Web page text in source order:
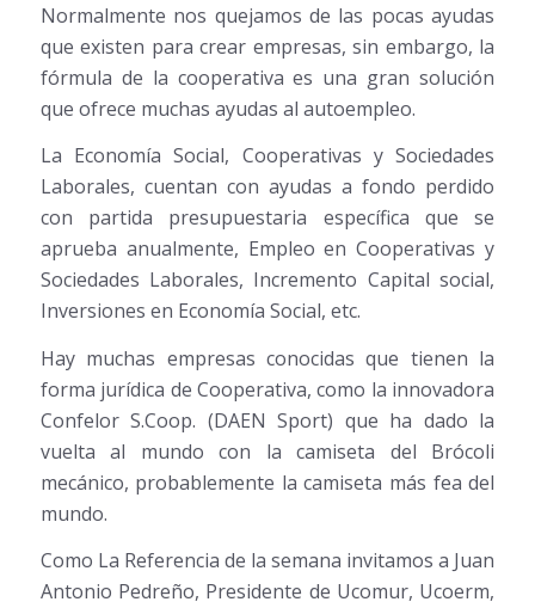
Normalmente nos quejamos de las pocas ayudas
que existen para crear empresas, sin embargo, la
fórmula de la cooperativa es una gran solución
que ofrece muchas ayudas al autoempleo.
La Economía Social, Cooperativas y Sociedades
Laborales, cuentan con ayudas a fondo perdido
con partida presupuestaria específica que se
aprueba anualmente, Empleo en Cooperativas y
Sociedades Laborales, Incremento Capital social,
Inversiones en Economía Social, etc.
Hay muchas empresas conocidas que tienen la
forma jurídica de Cooperativa, como la innovadora
Confelor S.Coop. (DAEN Sport) que ha dado la
vuelta al mundo con la camiseta del Brócoli
mecánico, probablemente la camiseta más fea del
mundo.
Como La Referencia de la semana invitamos a Juan
Antonio Pedreño, Presidente de Ucomur, Ucoerm,